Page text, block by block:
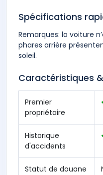
Spécifications
Remarques: la voiture
phares arrière
soleil.
Caractéristiques
Premier
propriétaire
Historique
d'accidents
Statut de douane